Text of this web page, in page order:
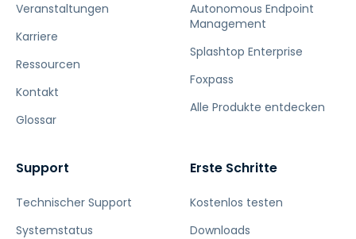
Veranstaltungen
Karriere
Ressourcen
Kontakt
Glossar
Autonomous Endpoint
Management
Splashtop Enterprise
Foxpass
Alle Produkte entdecken
Support
Technischer Support
Systemstatus
Erste Schritte
Kostenlos testen
Downloads